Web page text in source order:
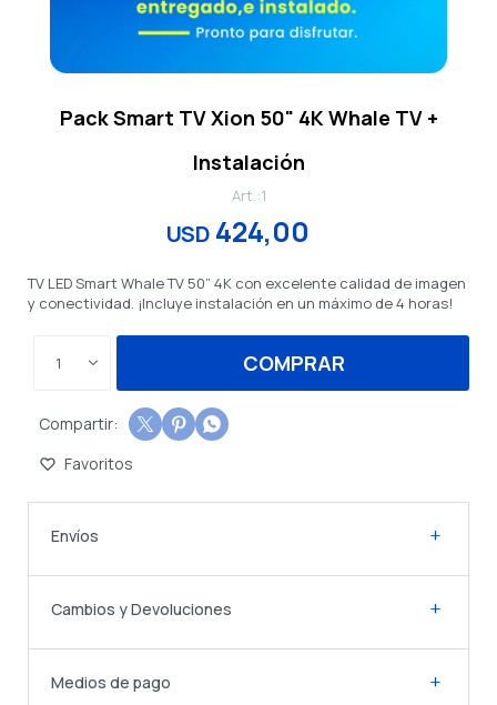
Pack Smart TV Xion 50" 4K Whale TV +
Instalación
1
USD 424,00
TV LED Smart Whale TV 50” 4K con excelente calidad de imagen
y conectividad. ¡Incluye instalación en un máximo de 4 horas!
1 COMPRAR
  
Envíos
Cambios y Devoluciones
Medios de pago